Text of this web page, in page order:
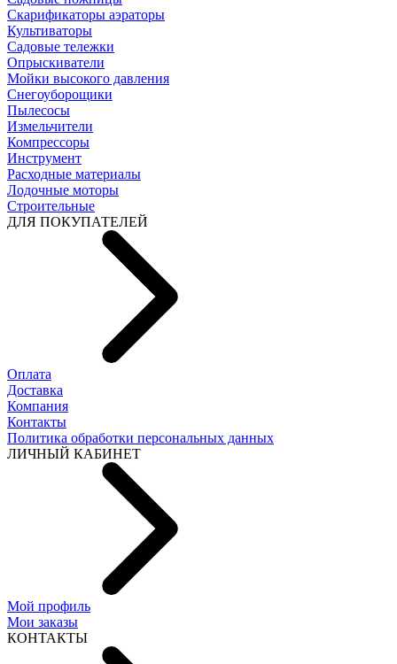
Скарификаторы аэраторы
Культиваторы
Садовые тележки
Опрыскиватели
Мойки высокого давления
Снегоуборощики
Пылесосы
Измельчители
Компрессоры
Инструмент
Расходные материалы
Лодочные моторы
Строительные
ДЛЯ ПОКУПАТЕЛЕЙ
Оплата
Доставка
Компания
Контакты
Политика обработки персональных данных
ЛИЧНЫЙ КАБИНЕТ
Мой профиль
Мои заказы
КОНТАКТЫ